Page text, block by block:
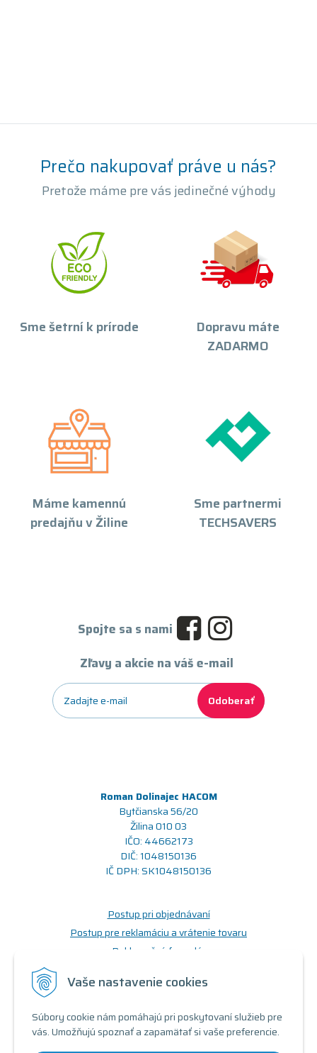
Vaše nastavenie cookies
Súbory cookie nám pomáhajú pri poskytovaní služieb pre
vás. Umožňujú spoznať a zapamätať si vaše preferencie.
Prečo nakupovať práve u nás?
Pretože máme pre vás jedinečné výhody
Sme šetrní k prírode
Dopravu máte
ZADARMO
Máme kamennú
predajňu v Žiline
Sme partnermi
TECHSAVERS
Spojte sa s nami
Zľavy a akcie na váš e-mail
Odoberať
Roman Dolinajec HACOM
Bytčianska 56/20
Žilina 010 03
IČO: 44662173
DIČ: 1048150136
IČ DPH: SK1048150136
Postup pri objednávaní
Postup pre reklamáciu a vrátenie tovaru
Reklamačný formulár
Obchodné podmienky
Doprava a možnosti platby